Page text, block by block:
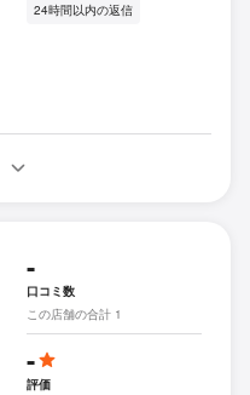
24時間以内の返信
-
口コミ数
この店舗の合計 1
-
評価